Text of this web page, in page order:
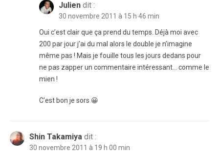
Julien dit :
30 novembre 2011 à 15 h 46 min
Oui c’est clair que ça prend du temps. Déjà moi avec
200 par jour j’ai du mal alors le double je n’imagine
même pas ! Mais je fouille tous les jours dedans pour
ne pas zapper un commentaire intéressant… comme le
mien !
C’est bon je sors 😀
Shin Takamiya dit :
30 novembre 2011 à 19 h 00 min